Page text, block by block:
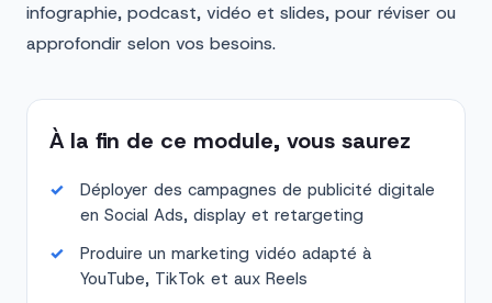
infographie, podcast, vidéo et slides, pour réviser ou
approfondir selon vos besoins.
À la fin de ce module, vous saurez
Déployer des campagnes de publicité digitale
en Social Ads, display et retargeting
Produire un marketing vidéo adapté à
YouTube, TikTok et aux Reels